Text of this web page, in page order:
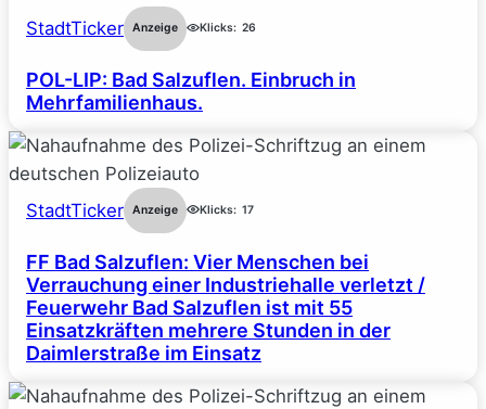
StadtTicker Anzeige Klicks: 26
POL-LIP: Bad Salzuflen. Einbruch in
Mehrfamilienhaus.
StadtTicker Anzeige Klicks: 17
FF Bad Salzuflen: Vier Menschen bei
Verrauchung einer Industriehalle verletzt /
Feuerwehr Bad Salzuflen ist mit 55
Einsatzkräften mehrere Stunden in der
Daimlerstraße im Einsatz